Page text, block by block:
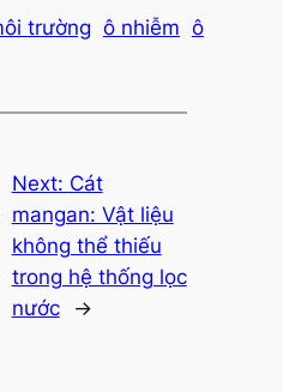
trường ô nhiễm ô
Next: Cát
mangan: Vật liệu
không thể thiếu
trong hệ thống lọc
nước
→